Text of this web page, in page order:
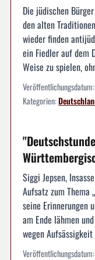
Die jüdischen
den alten
wieder finden
ein Fiedler auf dem
Weise zu spielen,
Veröffentlichungsdatum:
Kategorien:
Siggi Jepsen,
Aufsatz zum Thema
seine Erinnerungen
am Ende lähmen
wegen
Veröffentlichungsdatum: